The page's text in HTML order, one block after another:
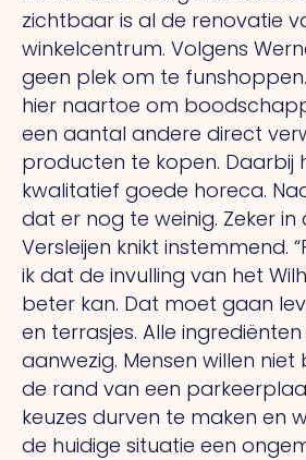
zichtbaar is al de renovatie
winkelcentrum. Volgens
geen plek om te
hier naartoe om
een aantal andere direct
producten te kopen. Daarbij
kwalitatief goede horeca.
dat er nog te weinig. Zeker in
Versleijen knikt instemmend.
ik dat de invulling van het
beter kan. Dat moet gaan
en terrasjes. Alle
aanwezig. Mensen willen
de rand van een
keuzes durven te maken en
de huidige situatie een